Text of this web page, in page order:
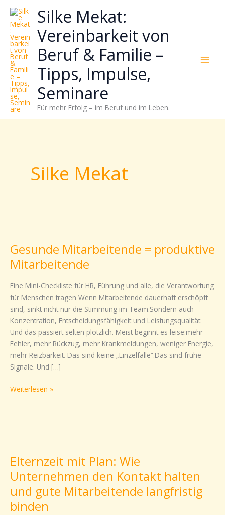
Zum
Inhalt
springen
Silke Mekat:
Vereinbarkeit von
Beruf & Familie –
Tipps, Impulse,
Seminare
Für mehr Erfolg – im Beruf und im Leben.
Silke Mekat
Gesunde Mitarbeitende = produktive
Mitarbeitende
Eine Mini-Checkliste für HR, Führung und alle, die Verantwortung
für Menschen tragen Wenn Mitarbeitende dauerhaft erschöpft
sind, sinkt nicht nur die Stimmung im Team.Sondern auch
Konzentration, Entscheidungsfähigkeit und Leistungsqualität.
Und das passiert selten plötzlich. Meist beginnt es leise:mehr
Fehler, mehr Rückzug, mehr Krankmeldungen, weniger Energie,
mehr Reizbarkeit. Das sind keine „Einzelfälle“.Das sind frühe
Signale. Und […]
=
produktive
Mitarbeitende
Weiterlesen »
Elternzeit mit Plan: Wie
Unternehmen den Kontakt halten
und gute Mitarbeitende langfristig
binden
Plan:
Wie
Unternehmen
den
Kontakt
wie
sich
Stress
reduzieren
Energie
gezielter
einsetzen
lässt?
Einfach